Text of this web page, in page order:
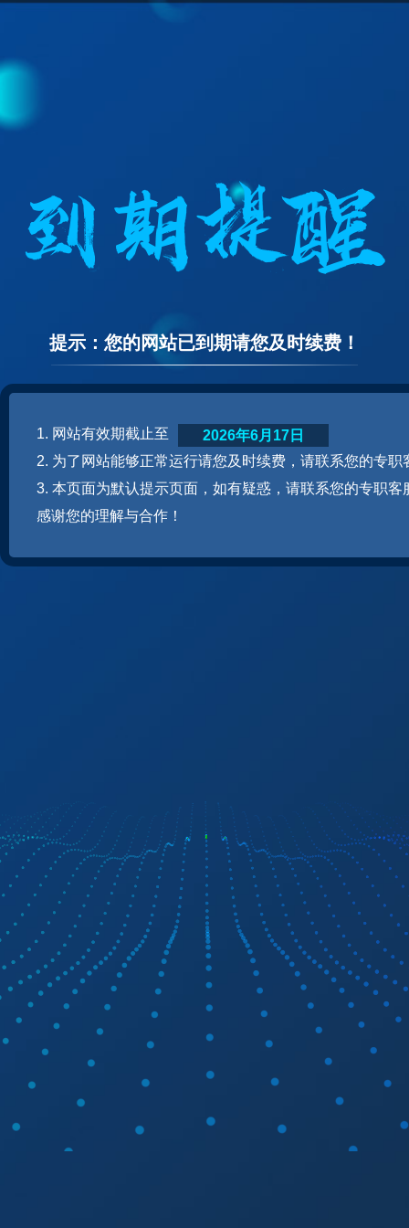
提示：您的网站已到期请您及时续费！
1. 网站有效期截止至
2. 为了网站能够正常运行请您及时续费，请联系您的专职
3. 本页面为默认提示页面，如有疑惑，请联系您的专职客
感谢您的理解与合作！
2026年6月17日